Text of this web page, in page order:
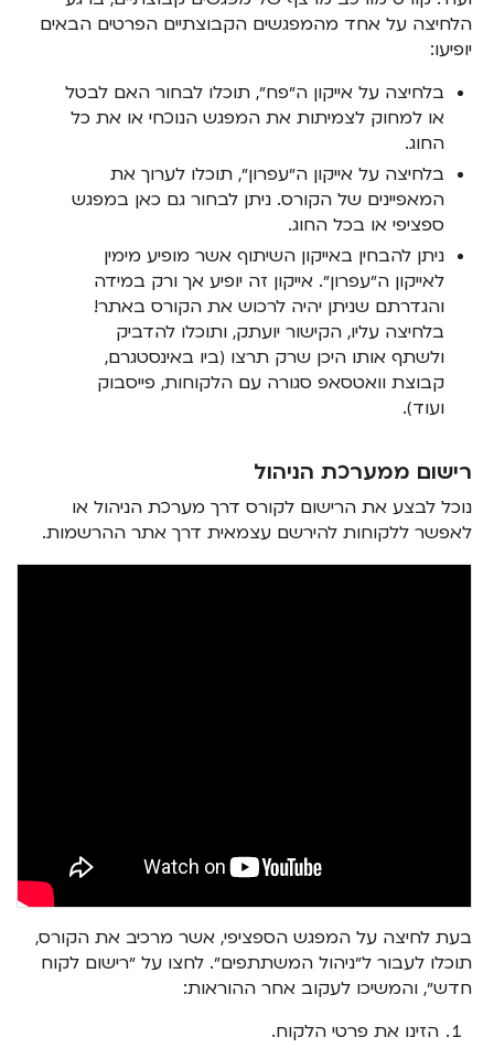
הלחיצה על אחד מהמפגשים הקבוצתיים הפרטים הבאים
יופיעו:
בלחיצה על אייקון ה״פח״, תוכלו לבחור האם לבטל
או למחוק לצמיתות את המפגש הנוכחי או את כל
החוג.
בלחיצה על אייקון ה״עפרון״, תוכלו לערוך את
המאפיינים של הקורס. ניתן לבחור גם כאן במפגש
ספציפי או בכל החוג.
ניתן להבחין באייקון השיתוף אשר מופיע מימין
לאייקון ה״עפרון״. אייקון זה יופיע אך ורק במידה
והגדרתם שניתן יהיה לרכוש את הקורס באתר!
בלחיצה עליו, הקישור יועתק, ותוכלו להדביק
ולשתף אותו היכן שרק תרצו (ביו באינסטגרם,
קבוצת וואטסאפ סגורה עם הלקוחות, פייסבוק
ועוד).
רישום ממערכת הניהול
‍נוכל לבצע את הרישום לקורס דרך מערכת הניהול או
לאפשר ללקוחות להירשם עצמאית דרך אתר ההרשמות.
בעת לחיצה על המפגש הספציפי, אשר מרכיב את הקורס,
תוכלו לעבור ל״ניהול המשתתפים״. לחצו על ״רישום לקוח
חדש״, והמשיכו לעקוב אחר ההוראות:
הזינו את פרטי הלקוח.